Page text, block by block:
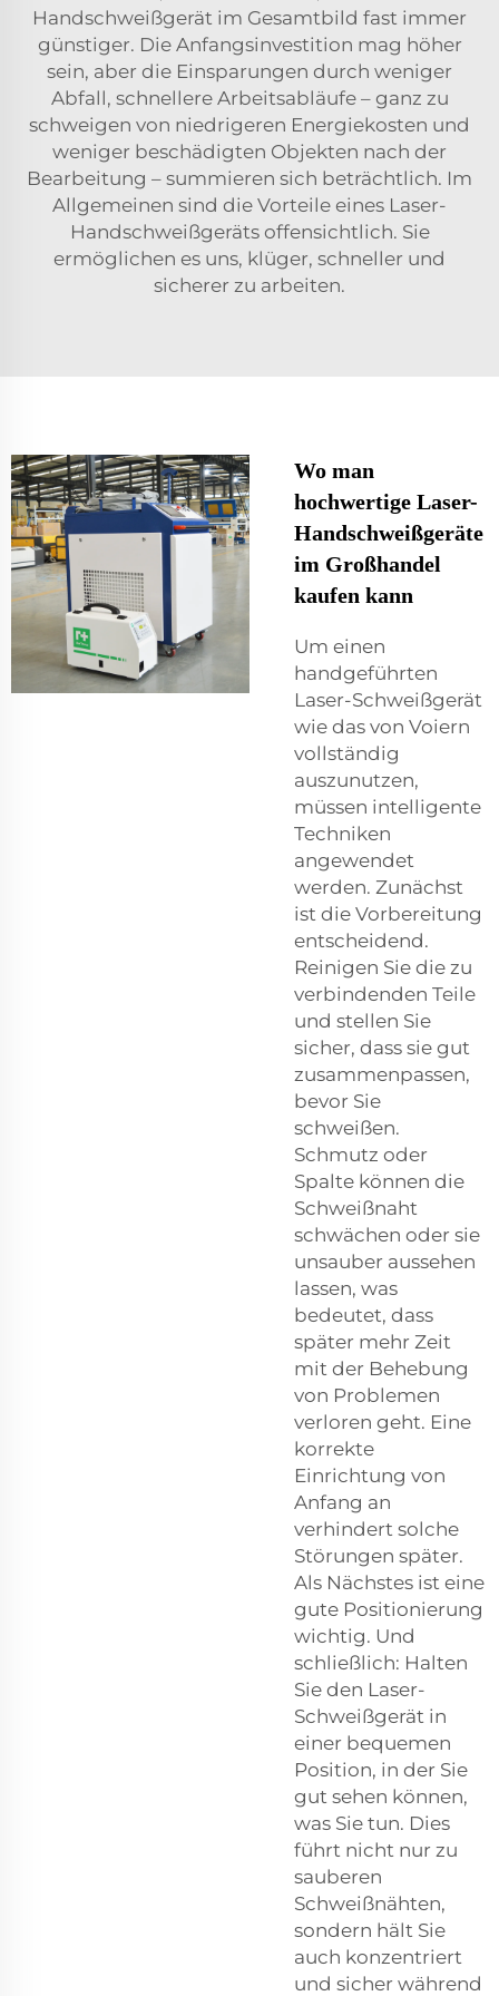
Handschweißgerät im Gesamtbild fast immer
günstiger. Die Anfangsinvestition mag höher
sein, aber die Einsparungen durch weniger
Abfall, schnellere Arbeitsabläufe – ganz zu
schweigen von niedrigeren Energiekosten und
weniger beschädigten Objekten nach der
Bearbeitung – summieren sich beträchtlich. Im
Allgemeinen sind die Vorteile eines Laser-
Handschweißgeräts offensichtlich. Sie
ermöglichen es uns, klüger, schneller und
sicherer zu arbeiten.
Wo man
hochwertige Laser-
Handschweißgeräte
im Großhandel
kaufen kann
Um einen
handgeführten
Laser-Schweißgerät
wie das von Voiern
vollständig
auszunutzen,
müssen intelligente
Techniken
angewendet
werden. Zunächst
ist die Vorbereitung
entscheidend.
Reinigen Sie die zu
verbindenden Teile
und stellen Sie
sicher, dass sie gut
zusammenpassen,
bevor Sie
schweißen.
Schmutz oder
Spalte können die
Schweißnaht
schwächen oder sie
unsauber aussehen
lassen, was
bedeutet, dass
später mehr Zeit
mit der Behebung
von Problemen
verloren geht. Eine
korrekte
Einrichtung von
Anfang an
verhindert solche
Störungen später.
Als Nächstes ist eine
gute Positionierung
wichtig. Und
schließlich: Halten
Sie den Laser-
Schweißgerät in
einer bequemen
Position, in der Sie
gut sehen können,
was Sie tun. Dies
führt nicht nur zu
sauberen
Schweißnähten,
sondern hält Sie
auch konzentriert
und sicher während